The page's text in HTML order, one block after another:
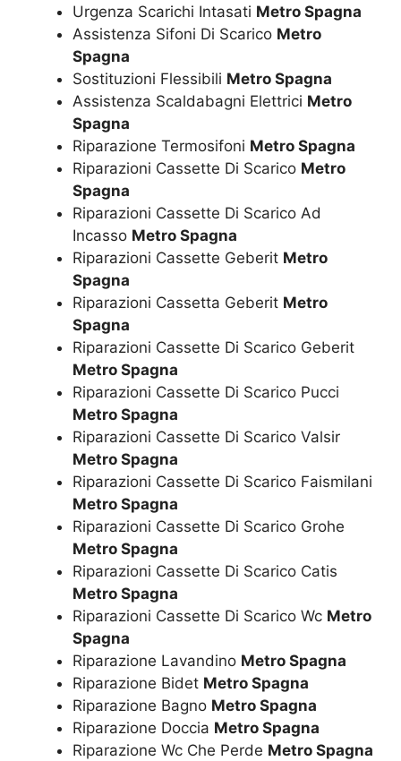
Urgenza Scarichi Intasati Metro Spagna
Assistenza Sifoni Di Scarico Metro
Spagna
Sostituzioni Flessibili Metro Spagna
Assistenza Scaldabagni Elettrici Metro
Spagna
Riparazione Termosifoni Metro Spagna
Riparazioni Cassette Di Scarico Metro
Spagna
Riparazioni Cassette Di Scarico Ad
Incasso Metro Spagna
Riparazioni Cassette Geberit Metro
Spagna
Riparazioni Cassetta Geberit Metro
Spagna
Riparazioni Cassette Di Scarico Geberit
Metro Spagna
Riparazioni Cassette Di Scarico Pucci
Metro Spagna
Riparazioni Cassette Di Scarico Valsir
Metro Spagna
Riparazioni Cassette Di Scarico Faismilani
Metro Spagna
Riparazioni Cassette Di Scarico Grohe
Metro Spagna
Riparazioni Cassette Di Scarico Catis
Metro Spagna
Riparazioni Cassette Di Scarico Wc Metro
Spagna
Riparazione Lavandino Metro Spagna
Riparazione Bidet Metro Spagna
Riparazione Bagno Metro Spagna
Riparazione Doccia Metro Spagna
Riparazione Wc Che Perde Metro Spagna